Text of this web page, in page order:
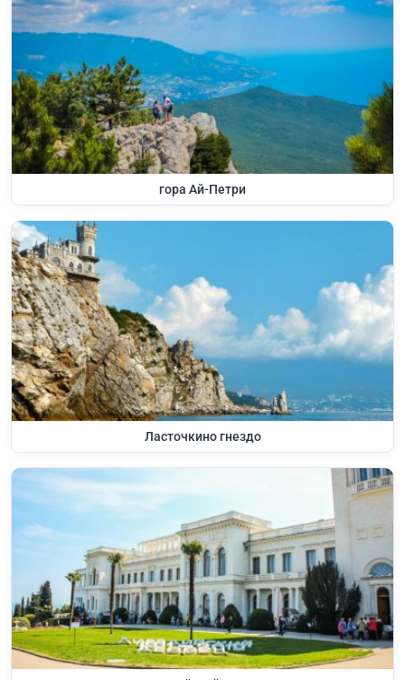
гора Ай-Петри
Ласточкино гнездо